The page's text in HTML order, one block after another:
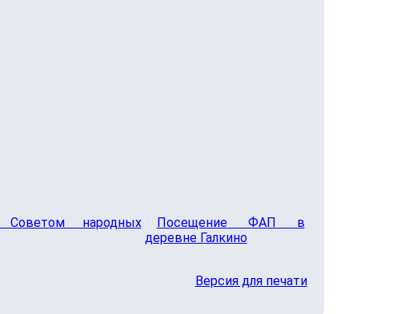
Советом народных
Посещение ФАП в
деревне Галкино
Версия для печати